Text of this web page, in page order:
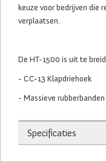
keuze voor bedrijven die
verplaatsen.
De HT-1500 is uit te
- CC-13 Klapdriehoek
- Massieve rubberbanden
Specificaties